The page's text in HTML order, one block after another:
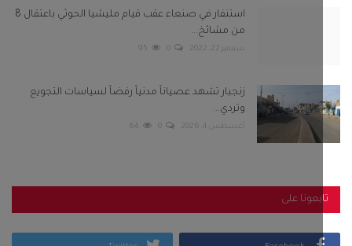
استنفار في صنعاء عقب قيام مليشيا الحوثي باعتقال 8
من مشائخ...
0
95
زنجبار تشهد عصياناً مدنياً رفضاً لسياسات التجويع
وتردي...
أغسطس 4, 2026 0
64
على